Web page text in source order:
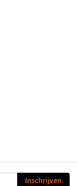
Inschrijven